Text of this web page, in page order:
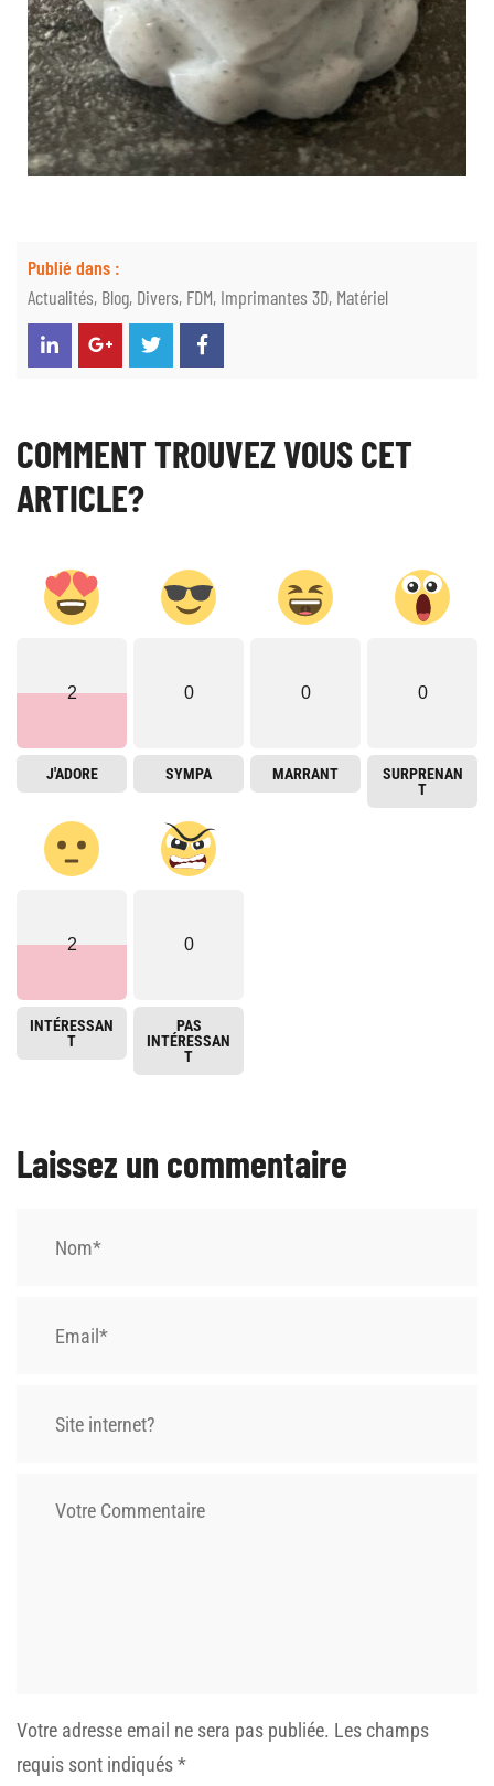
Publié dans :
Actualités, Blog, Divers, FDM, Imprimantes 3D, Matériel
COMMENT TROUVEZ VOUS CET
ARTICLE?
2
J'ADORE
0
SYMPA
0
MARRANT
0
SURPRENAN
T
2
INTÉRESSAN
T
0
PAS
INTÉRESSAN
T
Laissez un commentaire
Votre adresse email ne sera pas publiée. Les champs
requis sont indiqués*